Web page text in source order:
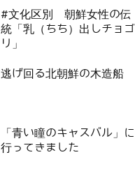
#文化区別 朝鮮女性の伝
統「乳（ちち）出しチョゴ
リ」
逃げ回る北朝鮮の木造船
「青い瞳のキャスバル」に
行ってきました